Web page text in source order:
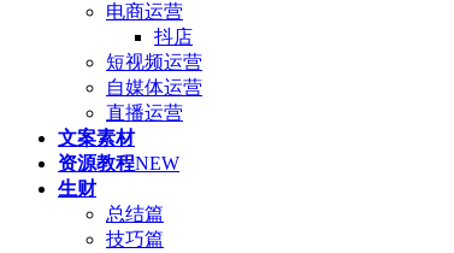
电商运营
抖店
短视频运营
自媒体运营
直播运营
文案素材
资源教程NEW
生财
总结篇
技巧篇